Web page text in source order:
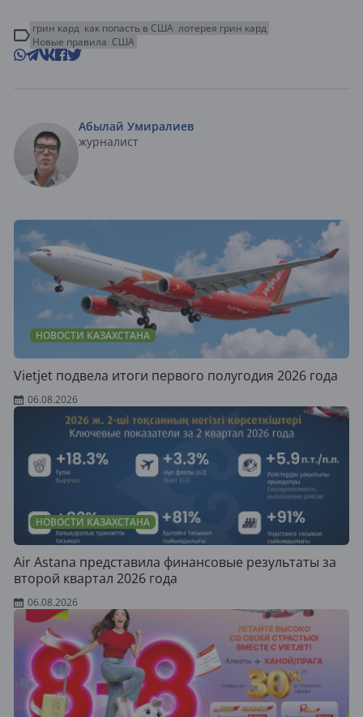
грин кард как попасть в США лотерея грин кард
Новые правила США
Абылай Умиралиев
журналист
НОВОСТИ КАЗАХСТАНА
Vietjet подвела итоги первого полугодия 2026 года
06.08.2026
НОВОСТИ КАЗАХСТАНА
Air Astana представила финансовые результаты за
второй квартал 2026 года
06.08.2026